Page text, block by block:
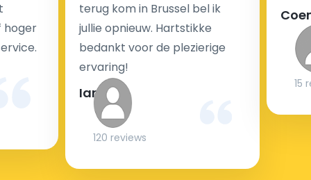
hoger
terug kom in Brussel bel ik
jullie opnieuw. Hartstikke
bedankt voor de plezierige
ervaring!
Ian
120 reviews
15